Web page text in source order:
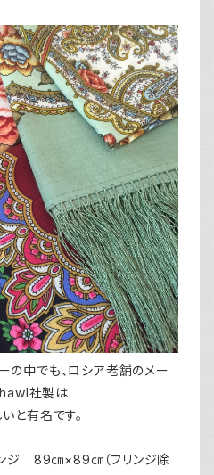
の中でも、ロシア老舗のメー
社製は
と有名です。
ジ 89㎝×89㎝（フリンジ除